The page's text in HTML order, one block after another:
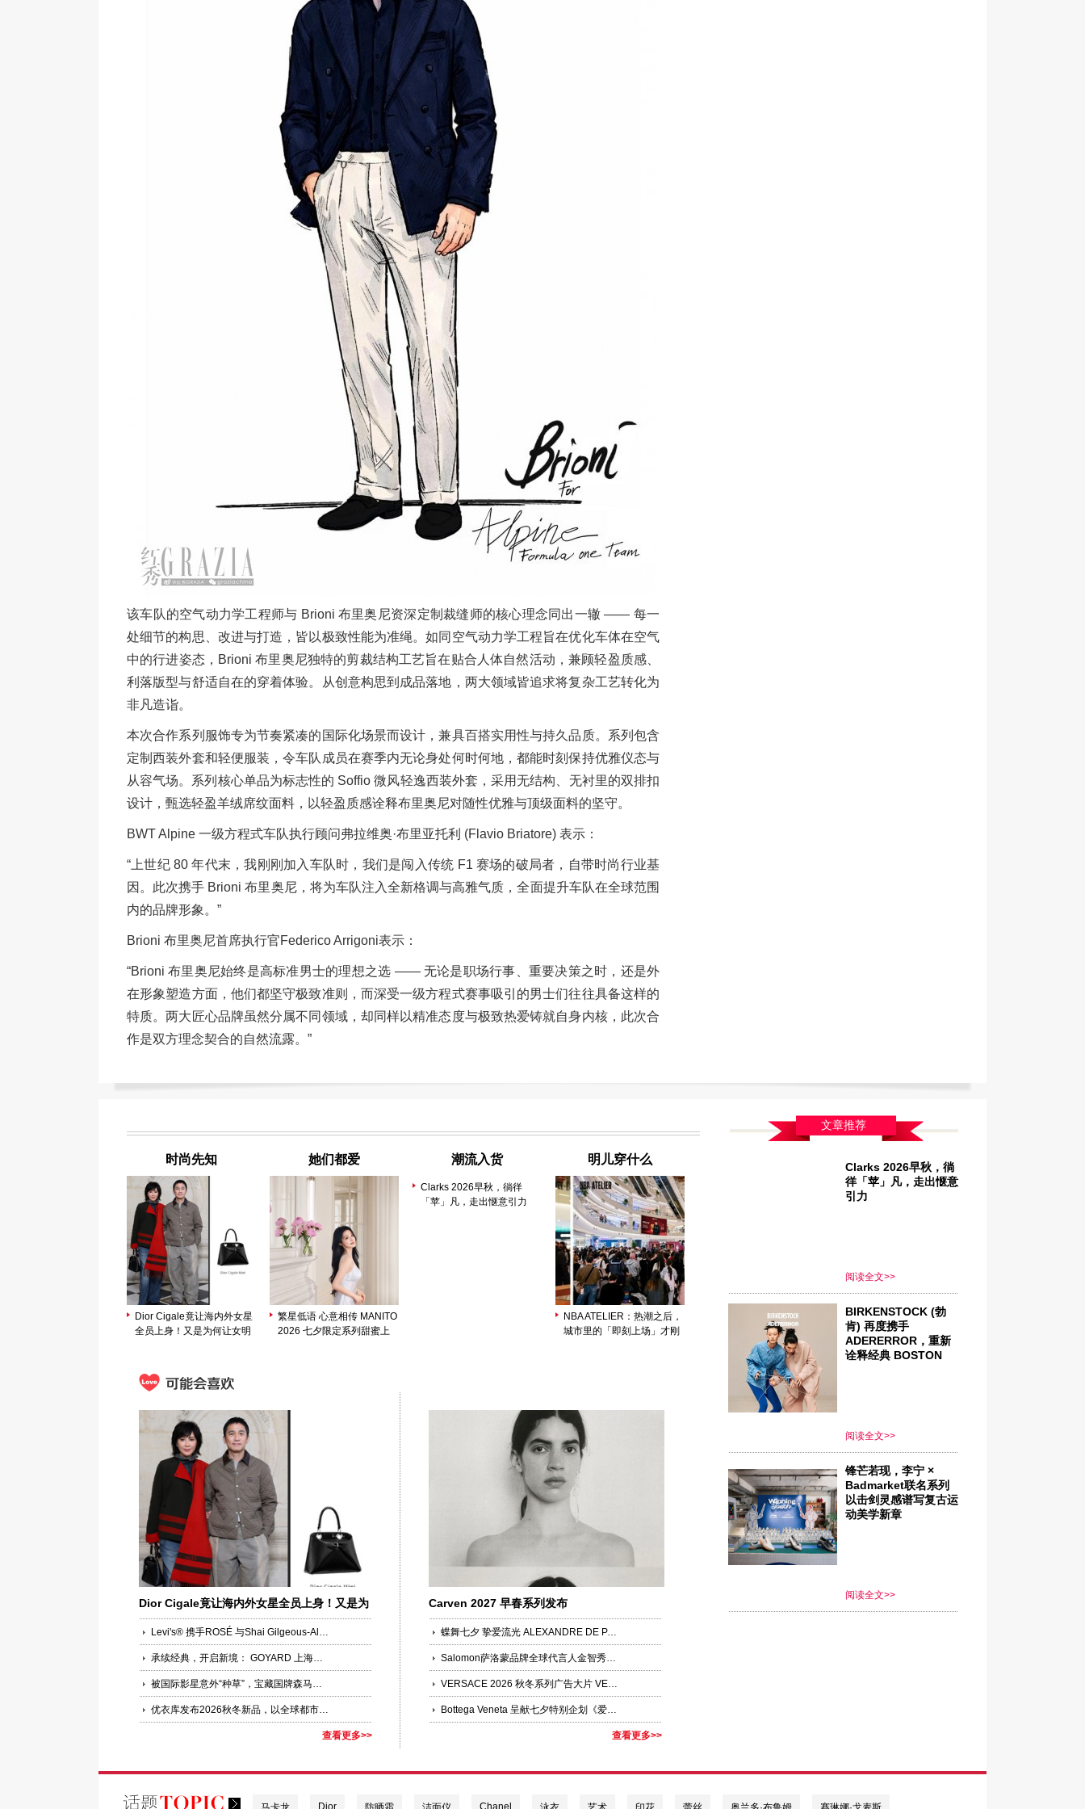
该车队的空气动力学工程师与 Brioni 布里奥尼资深定制裁缝师的核心理念同出一辙 —— 每一
处细节的构思、改进与打造，皆以极致性能为准绳。如同空气动力学工程旨在优化车体在空气
中的行进姿态，Brioni 布里奥尼独特的剪裁结构工艺旨在贴合人体自然活动，兼顾轻盈质感、
利落版型与舒适自在的穿着体验。从创意构思到成品落地，两大领域皆追求将复杂工艺转化为
非凡造诣。
本次合作系列服饰专为节奏紧凑的国际化场景而设计，兼具百搭实用性与持久品质。系列包含
定制西装外套和轻便服装，令车队成员在赛季内无论身处何时何地，都能时刻保持优雅仪态与
从容气场。系列核心单品为标志性的 Soffio 微风轻逸西装外套，采用无结构、无衬里的双排扣
设计，甄选轻盈羊绒席纹面料，以轻盈质感诠释布里奥尼对随性优雅与顶级面料的坚守。
BWT Alpine 一级方程式车队执行顾问弗拉维奥·布里亚托利 (Flavio Briatore) 表示：
“上世纪 80 年代末，我刚刚加入车队时，我们是闯入传统 F1 赛场的破局者，自带时尚行业基
因。此次携手 Brioni 布里奥尼，将为车队注入全新格调与高雅气质，全面提升车队在全球范围
内的品牌形象。”
Brioni 布里奥尼首席执行官Federico Arrigoni表示：
“Brioni 布里奥尼始终是高标准男士的理想之选 —— 无论是职场行事、重要决策之时，还是外
在形象塑造方面，他们都坚守极致准则，而深受一级方程式赛事吸引的男士们往往具备这样的
特质。两大匠心品牌虽然分属不同领域，却同样以精准态度与极致热爱铸就自身内核，此次合
作是双方理念契合的自然流露。”
时尚先知
Dior Cigale竟让海内外女星
全员上身！又是为何让女明
她们都爱
繁星低语 心意相传 MANITO
2026 七夕限定系列甜蜜上
潮流入货
Clarks 2026早秋，徜徉
「苹」凡，走出惬意引力
明儿穿什么
NBA ATELIER：热潮之后，
城市里的「即刻上场」才刚
Dior Cigale竟让海内外女星全员上身！又是为
何让女明星集体“锁定”？
Levi's® 携手ROSÉ 与Shai Gilgeous-Alexander共同演绎品牌全新企划“Keep it Loose”
承续经典，开启新境： GOYARD 上海国金中心精品店焕新启幕
被国际影星意外“种草”，宝藏国牌森马在线圈粉，30城包场与粉丝双向奔赴
优衣库发布2026秋冬新品，以全球都市灵感诠释LifeWear进化聚焦功能科技、版型创新与多场景适配，回应当代都市人的新舒适实穿追求
查看更多>>
Carven 2027 早春系列发布
蝶舞七夕 挚爱流光 ALEXANDRE DE PARIS 臻选发饰礼赞七夕
Salomon萨洛蒙品牌全球代言人金智秀JISOO领衔演绎「多元之蓝」
VERSACE 2026 秋冬系列广告大片 VERSACE OBSESSED 第二篇章
Bottega Veneta 呈献七夕特别企划《爱意有迹》
查看更多>>
文章推荐
Clarks 2026早秋，徜
徉「苹」凡，走出惬意
引力
阅读全文>>
BIRKENSTOCK (勃
肯) 再度携手
ADERERROR，重新
诠释经典 BOSTON
阅读全文>>
锋芒若现，李宁 ×
Badmarket联名系列
以击剑灵感谱写复古运
动美学新章
阅读全文>>
Dior Chanel